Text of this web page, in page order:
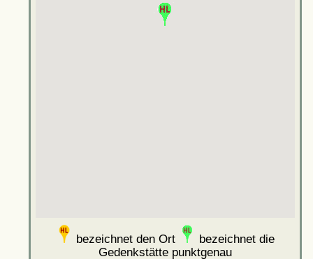
bezeichnet den Ort
bezeichnet die
Gedenkstätte punktgenau